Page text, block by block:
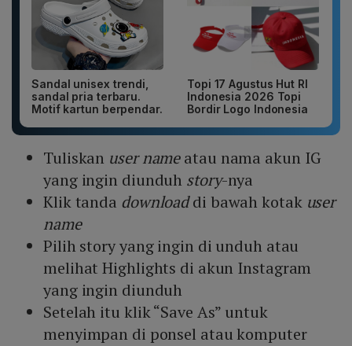
Sandal unisex trendi,
sandal pria terbaru.
Motif kartun berpendar.
Topi 17 Agustus Hut RI
Indonesia 2026 Topi
Bordir Logo Indonesia
Tuliskan user nameatau nama akun IG
yang ingin diunduh story-nya
Klik tanda downloaddi bawah kotak user
name
Pilih story yang ingin di unduh atau
melihat Highlights di akun Instagram
yang ingin diunduh
Setelah itu klik “Save As” untuk
menyimpan di ponsel atau komputer